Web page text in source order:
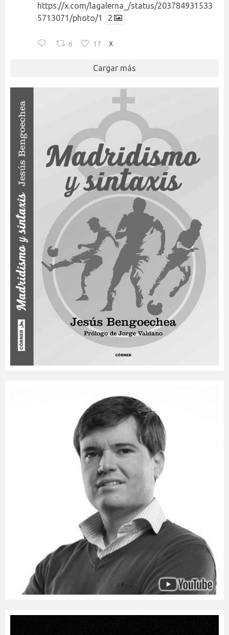
https://x.com/lagalerna_/status/203784931533
5713071/photo/1
2
6 17 X
Cargar más